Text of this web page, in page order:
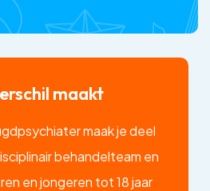
maakt
maak je deel
behandelteam en
en jongeren tot 18 jaar